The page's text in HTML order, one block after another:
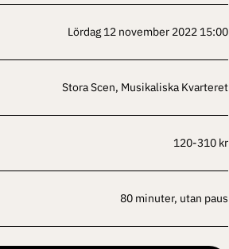
lördag 12 november 2022 15:00
Stora Scen, Musikaliska Kvarteret
120-310 kr
80 minuter, utan paus